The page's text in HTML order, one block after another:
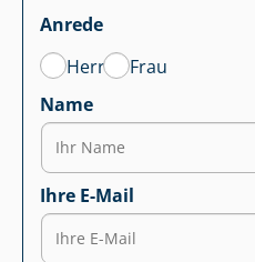
Anrede
Herr
Frau
Name
Ihre E-Mail